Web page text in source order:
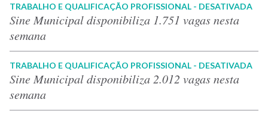
TRABALHO E QUALIFICAÇÃO PROFISSIONAL - DESATIVADA
Sine Municipal disponibiliza 1.751 vagas nesta
semana
TRABALHO E QUALIFICAÇÃO PROFISSIONAL - DESATIVADA
Sine Municipal disponibiliza 2.012 vagas nesta
semana